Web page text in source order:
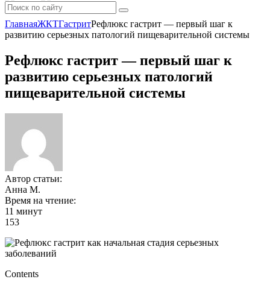
ГлавнаяЖКТГастритРефлюкс гастрит — первый шаг к
развитию серьезных патологий пищеварительной системы
Рефлюкс гастрит — первый шаг к
развитию серьезных патологий
пищеварительной системы
Автор статьи:
Анна М.
Время на чтение:
11 минут
153
Contents